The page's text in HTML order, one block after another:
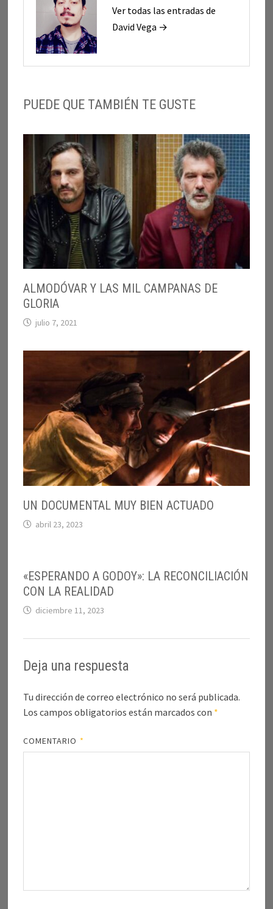
Ver todas las entradas de
David Vega →
PUEDE QUE TAMBIÉN TE GUSTE
ALMODÓVAR Y LAS MIL CAMPANAS DE
GLORIA
julio 7, 2021
UN DOCUMENTAL MUY BIEN ACTUADO
abril 23, 2023
«ESPERANDO A GODOY»: LA RECONCILIACIÓN
CON LA REALIDAD
diciembre 11, 2023
Deja una respuesta
Tu dirección de correo electrónico no será publicada.
Los campos obligatorios están marcados con *
COMENTARIO *